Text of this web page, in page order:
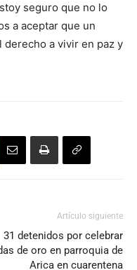
seguro que no lo
a aceptar que un
a vivir en paz y
Artículo siguiente
31 detenidos por celebrar
de oro en parroquia de
Arica en cuarentena